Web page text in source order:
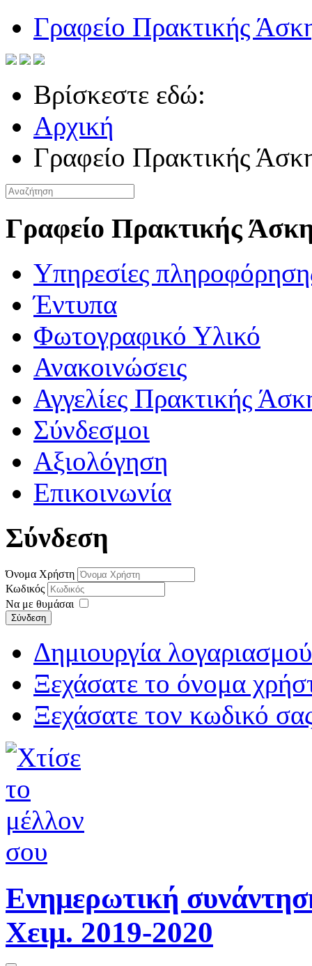
Γραφείο Πρακτικής
Βρίσκεστε εδώ:
Αρχική
Γραφείο Πρακτικής
Γραφείο Πρακτικής
Υπηρεσίες
Έντυπα
Φωτογραφικό Υλικό
Ανακοινώσεις
Αγγελίες Πρακτικής
Σύνδεσμοι
Αξιολόγηση
Επικοινωνία
Σύνδεση
Όνομα Χρήστη
Κωδικός
Να με θυμάσαι
Σύνδεση
Δημιουργία λογαριασμού
Ξεχάσατε το όνομα
Ξεχάσατε τον κωδικό
Ενημερωτική
Χειμ. 2019-2020